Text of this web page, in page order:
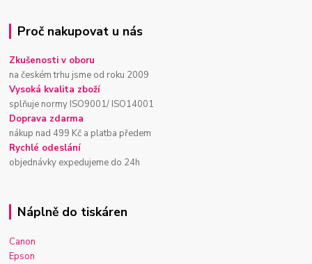
Proč nakupovat u nás
Zkušenosti v oboru
na českém trhu jsme od roku 2009
Vysoká kvalita zboží
splňuje normy ISO9001/ ISO14001
Doprava zdarma
nákup nad 499 Kč a platba předem
Rychlé odeslání
objednávky expedujeme do 24h
Náplně do tiskáren
Canon
Epson